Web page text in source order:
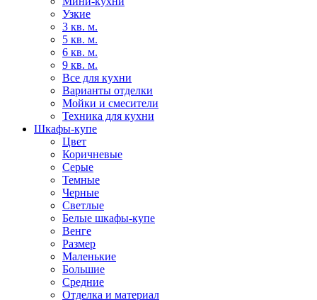
Узкие
3 кв. м.
5 кв. м.
6 кв. м.
9 кв. м.
Все для кухни
Варианты отделки
Мойки и смесители
Техника для кухни
Шкафы-купе
Цвет
Коричневые
Серые
Темные
Черные
Светлые
Белые шкафы-купе
Венге
Размер
Маленькие
Большие
Средние
Отделка и материал